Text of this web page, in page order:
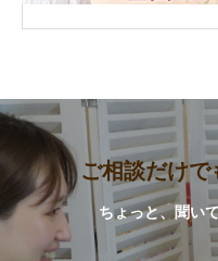
ご相談だけで
ちょっと、聞い